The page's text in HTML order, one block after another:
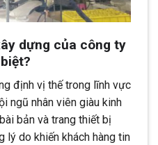
dựng của công ty
định vị thế trong lĩnh vực
ngũ nhân viên giàu kinh
bản và trang thiết bị
lý do khiến khách hàng tin